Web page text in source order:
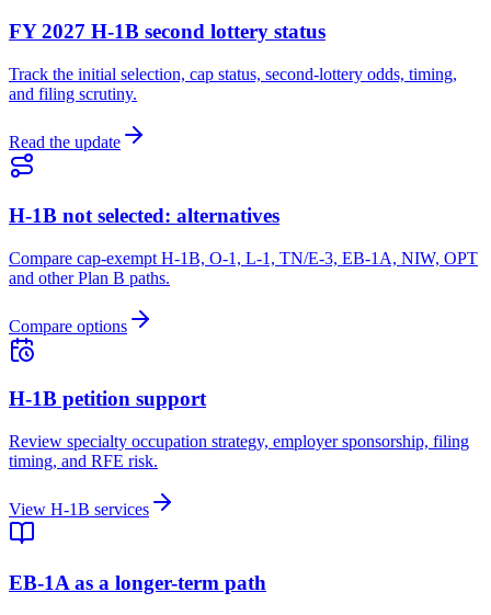
FY 2027 H-1B second lottery status
Track the initial selection, cap status, second-lottery odds, timing,
and filing scrutiny.
Read the update
H-1B not selected: alternatives
Compare cap-exempt H-1B, O-1, L-1, TN/E-3, EB-1A, NIW, OPT
and other Plan B paths.
Compare options
H-1B petition support
Review specialty occupation strategy, employer sponsorship, filing
timing, and RFE risk.
View H-1B services
EB-1A as a longer-term path